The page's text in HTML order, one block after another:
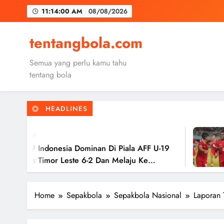
11:14:01 AM 08/08/2026
Malang
Malang
tentangbola.com
Semua yang perlu kamu tahu
tentang bola
HEADLINES
Dominan Di Piala AFF U-19
Leste 6-2 Dan Melaju Ke
2
Hasil
Ke
Home Sepakbola Sepakbola Nasional Laporan